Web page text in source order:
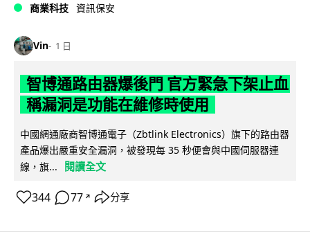
商業科技 資訊保安
Vin 1 日
智博通路由器爆後門 官方緊急下架止血
稱漏洞是功能在維修時使用
中國網通廠商智博通電子（Zbtlink Electronics）旗下的路由器
產品爆出嚴重安全漏洞，被發現每 35 秒便會與中國伺服器連
線，旗...
閱讀全文
344 77 ↗ 分享